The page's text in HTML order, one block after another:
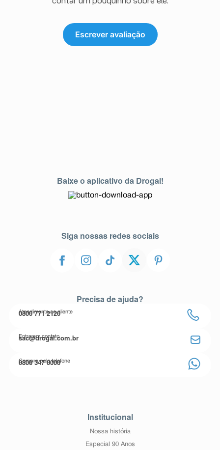
Escrever avaliação
Baixe o aplicativo da Drogal!
Siga nossas redes sociais
Precisa de ajuda?
Atendimento ao cliente
0800 771 2120
Entre em contato
sac@drogal.com.br
Compre pelo telefone
0800 347 0000
Institucional
Nossa história
Especial 90 Anos